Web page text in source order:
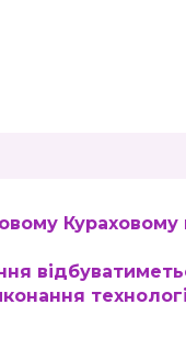
Кураховому